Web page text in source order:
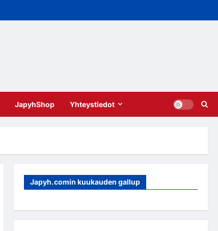
JapyhShop Yhteystiedot
Japyh.comin kuukauden gallup